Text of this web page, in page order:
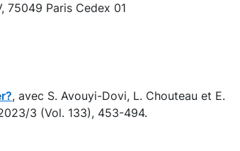
75049 Paris Cedex 01
, avec S. Avouyi-Dovi, L. Chouteau et E.
3 (Vol. 133), 453-494.